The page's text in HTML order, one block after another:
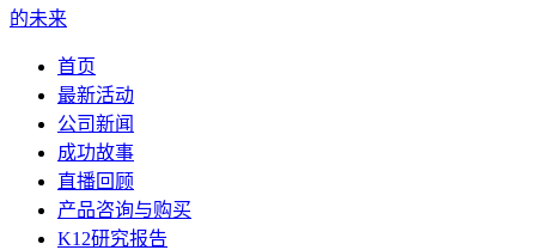
首页
最新活动
公司新闻
成功故事
直播回顾
产品咨询与购买
K12研究报告